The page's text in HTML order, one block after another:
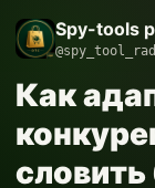
Spy-tools
Как